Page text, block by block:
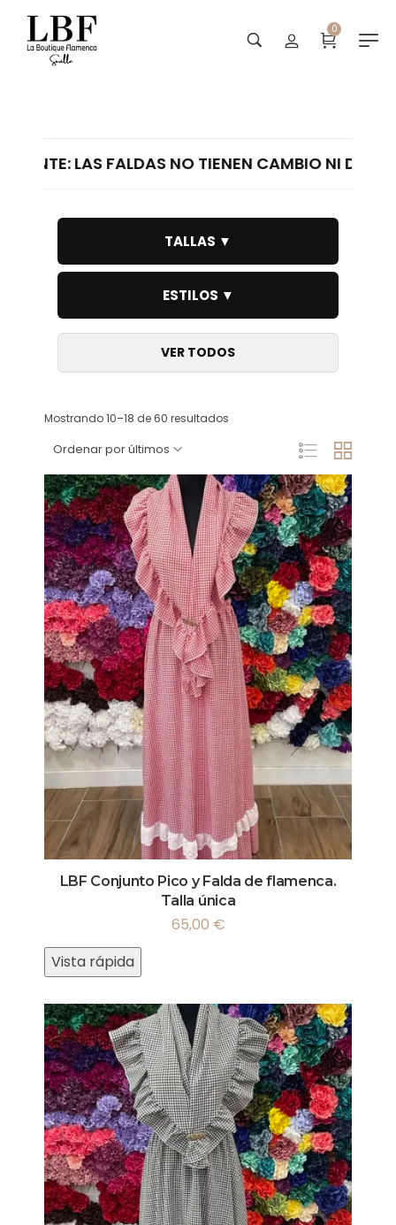
0
FALDAS NO TIENEN CAMBIO NI DEVOLUCIÓN ·
TALLAS ▼
ESTILOS ▼
VER TODOS
Mostrando 10–18 de 60 resultados
Ordenar por últimos
LBF Conjunto Pico y Falda de flamenca.
Talla única
65,00 €
Vista rápida